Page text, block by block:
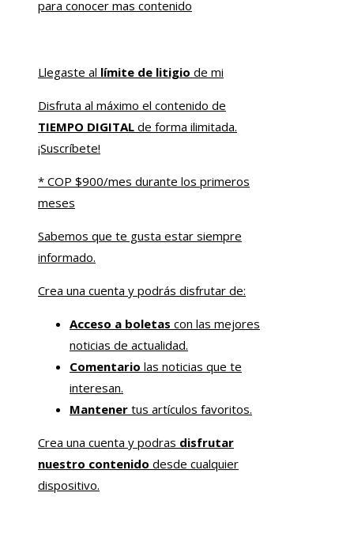
para conocer mas contenido
Llegaste al límite de litigio de mi
Disfruta al máximo el contenido de
TIEMPO DIGITAL de forma ilimitada.
¡Suscríbete!
* COP $900/mes durante los primeros
meses
Sabemos que te gusta estar siempre
informado.
Crea una cuenta y podrás disfrutar de:
Acceso a boletas con las mejores
noticias de actualidad.
Comentario las noticias que te
interesan.
Mantener tus artículos favoritos.
Crea una cuenta y podras disfrutar
nuestro contenido desde cualquier
dispositivo.